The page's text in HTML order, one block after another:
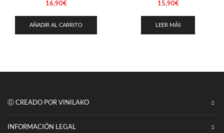
16,90€
AÑADIR AL CARRITO
15,90€
LEER MÁS
Ⓒ CREADO POR VINILAKO
INFORMACIÓN LEGAL